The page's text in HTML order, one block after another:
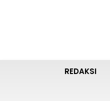
REDAKSI